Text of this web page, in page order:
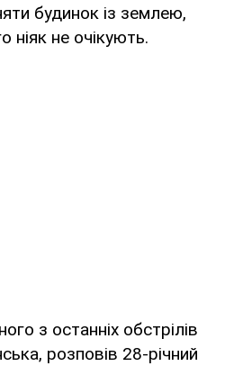
будинок із землею,
ніяк не очікують.
з останніх обстрілів
розповів 28-річний